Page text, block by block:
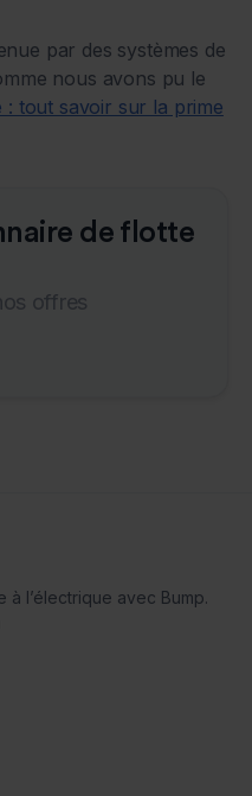
par des systèmes de
nous avons pu le
: tout savoir sur la prime
de flotte
offres
l’électrique avec Bump.